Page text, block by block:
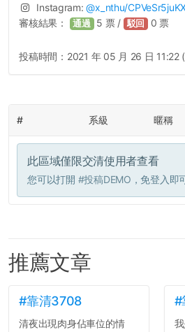
Instagram:@x_nthu/
審核結果： 通過 5 票 / 駁回 0 票
投稿時間： 2021 年 05 月 26 日 11:22
# 系級 暱稱
此區域僅限交清使用者查看
您可以打開 #投稿DEMO ，免登入即
推薦文章
#靠清3708
清夜出現肉身佔車位的情
#